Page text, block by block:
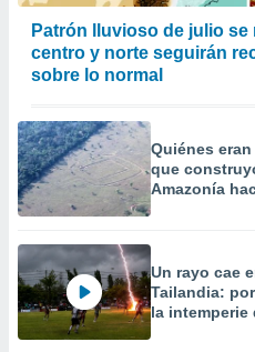
Patrón lluvioso de julio
centro y norte seguirán
sobre lo normal
Quiénes
que
Amazonía
Un rayo cae
Tailandia:
la intemperie